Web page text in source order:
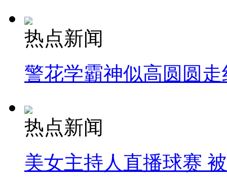
热点新闻
警花学霸神似高圆圆走
热点新闻
美女主持人直播球赛